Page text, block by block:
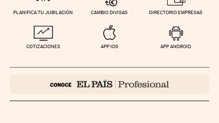
PLANIFICA TU JUBILACIÓN CAMBIO DIVISAS DIRECTORIO EMPRESAS
COTIZACIONES APP IOS APP ANDROID